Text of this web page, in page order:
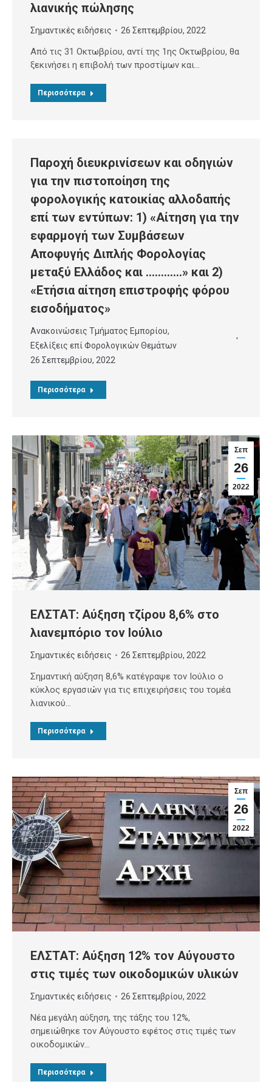
λιανικής πώλησης
Σημαντικές ειδήσεις 26 Σεπτεμβρίου, 2022
Από τις 31 Οκτωβρίου, αντί της 1ης Οκτωβρίου, θα
ξεκινήσει η επιβολή των προστίμων και…
Περισσότερα
Παροχή διευκρινίσεων και οδηγιών
για την πιστοποίηση της
φορολογικής κατοικίας αλλοδαπής
επί των εντύπων: 1) «Αίτηση για την
εφαρμογή των Συμβάσεων
Αποφυγής Διπλής Φορολογίας
μεταξύ Ελλάδος και …………» και 2)
«Ετήσια αίτηση επιστροφής φόρου
εισοδήματος»
Ανακοινώσεις Τμήματος Εμπορίου,
Εξελίξεις επί Φορολογικών Θεμάτων
26 Σεπτεμβρίου, 2022
Περισσότερα
Σεπ
26
2022
ΕΛΣΤΑΤ: Αύξηση τζίρου 8,6% στο
λιανεμπόριο τον Ιούλιο
Σημαντικές ειδήσεις 26 Σεπτεμβρίου, 2022
Σημαντική αύξηση 8,6% κατέγραψε τον Ιούλιο ο
κύκλος εργασιών για τις επιχειρήσεις του τομέα
λιανικού…
Περισσότερα
Σεπ
26
2022
ΕΛΣΤΑΤ: Αύξηση 12% τον Αύγουστο
στις τιμές των οικοδομικών υλικών
Σημαντικές ειδήσεις 26 Σεπτεμβρίου, 2022
Νέα μεγάλη αύξηση, της τάξης του 12%,
σημειώθηκε τον Αύγουστο εφέτος στις τιμές των
οικοδομικών…
Περισσότερα